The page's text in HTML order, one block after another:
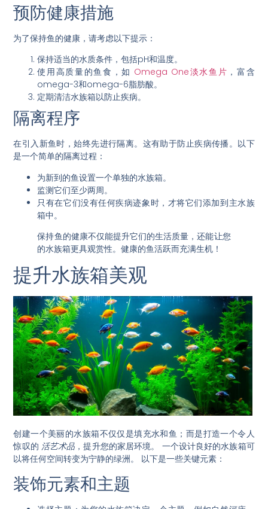
预防健康措施
为了保持鱼的健康，请考虑以下提示：
保持适当的水质条件，包括pH和温度。
使用高质量的鱼食，如 Omega One淡水鱼片 ，富含
omega-3和omega-6脂肪酸。
定期清洁水族箱以防止疾病。
隔离程序
在引入新鱼时，始终先进行隔离。这有助于防止疾病传播。以下
是一个简单的隔离过程：
为新到的鱼设置一个单独的水族箱。
监测它们至少两周。
只有在它们没有任何疾病迹象时，才将它们添加到主水族
箱中。
保持鱼的健康不仅能提升它们的生活质量，还能让您
的水族箱更具观赏性。健康的鱼活跃而充满生机！
提升水族箱美观
创建一个美丽的水族箱不仅仅是填充水和鱼；而是打造一个令人
惊叹的 活艺术品 ，提升您的家居环境。 一个设计良好的水族箱可
以将任何空间转变为宁静的绿洲。
以下是一些关键元素：
装饰元素和主题